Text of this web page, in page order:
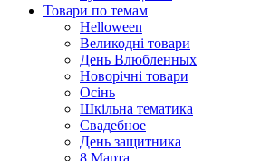
Товари по темам
Helloween
Великодні товари
День Влюбленных
Новорічні товари
Осінь
Шкільна тематика
Свадебное
День защитника
8 Марта